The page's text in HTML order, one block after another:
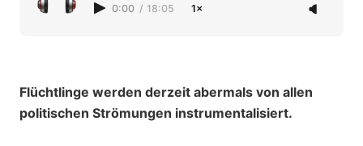
0:00 / 18:05 1×
Flüchtlinge werden derzeit abermals von allen
politischen Strömungen instrumentalisiert.